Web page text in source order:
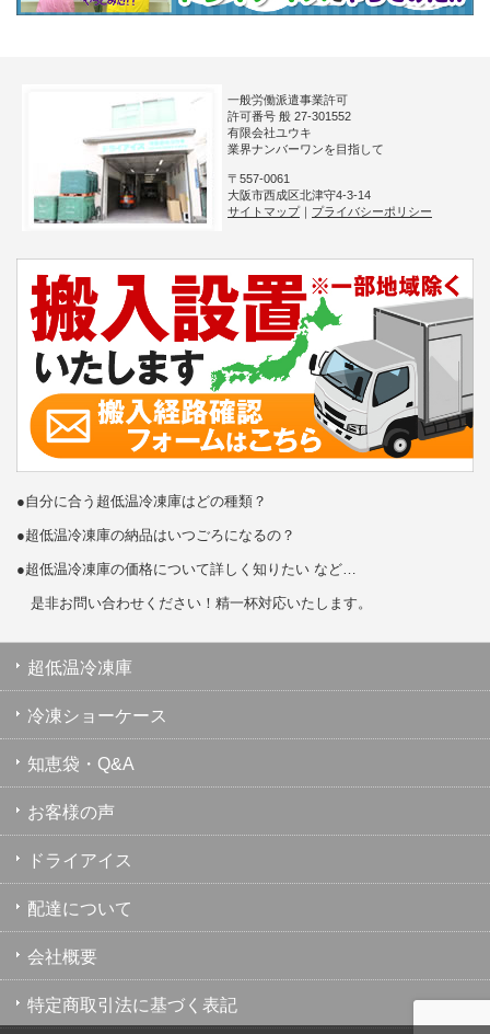
一般労働派遣事業許可
許可番号 般 27-301552
有限会社ユウキ
業界ナンバーワンを目指して
〒557-0061
大阪市西成区北津守4-3-14
サイトマップ｜ プライバシーポリシー
●自分に合う超低温冷凍庫はどの種類？
●超低温冷凍庫の納品はいつごろになるの？
●超低温冷凍庫の価格について詳しく知りたい など…
是非お問い合わせください！精一杯対応いたします。
超低温冷凍庫
冷凍ショーケース
知恵袋・Q&A
お客様の声
ドライアイス
配達について
会社概要
特定商取引法に基づく表記